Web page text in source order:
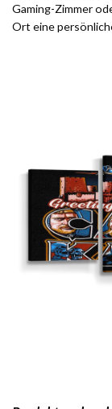
Gaming-Zimmer
Ort eine